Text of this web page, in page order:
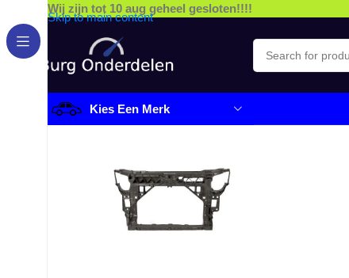
Skip to main content
Wij zijn tot 10 aug geheel gesloten!!!!
Kies Een Merk